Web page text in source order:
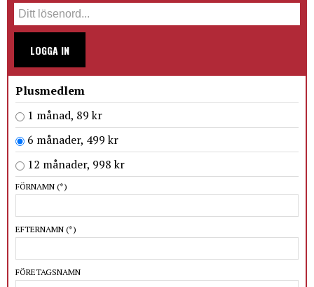
LOGGA IN
Plusmedlem
1 månad, 89 kr
6 månader, 499 kr
12 månader, 998 kr
FÖRNAMN (*)
EFTERNAMN (*)
FÖRETAGSNAMN